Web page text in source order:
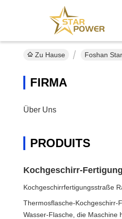
Zu Hause Foshan
FIRMA
Über Uns
PRODUITS
Kochgeschirr-
Kochgeschirrfertigungsstraße
Thermosflasche-Kochgeschirr-
Wasser-Flasche, die Maschine